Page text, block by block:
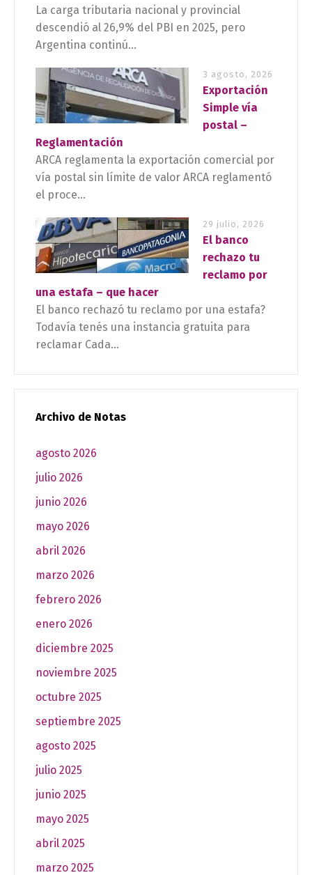
La carga tributaria nacional y provincial
descendió al 26,9% del PBI en 2025, pero
Argentina continú...
3 agosto, 2026
Exportación
Simple vía
postal –
Reglamentación
ARCA reglamenta la exportación comercial por
vía postal sin límite de valor ARCA reglamentó
el proce...
29 julio, 2026
El banco
rechazo tu
reclamo por
una estafa – que hacer
El banco rechazó tu reclamo por una estafa?
Todavía tenés una instancia gratuita para
reclamar Cada...
Archivo de Notas
agosto 2026
julio 2026
junio 2026
mayo 2026
abril 2026
marzo 2026
febrero 2026
enero 2026
diciembre 2025
noviembre 2025
octubre 2025
septiembre 2025
agosto 2025
julio 2025
junio 2025
mayo 2025
abril 2025
marzo 2025